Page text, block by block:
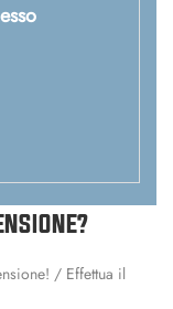
/ Effettua il